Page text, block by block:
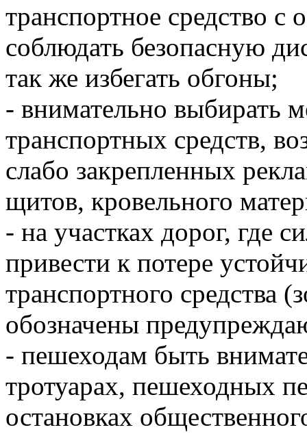
транспортное средство
соблюдать безопасную
так же избегать обгоны;
- внимательно выбирать
транспортных средств,
слабо закрепленных
щитов, кровельного
- на участках дорог, где
привести к потере
транспортного средства
обозначены
- пешеходам быть
тротуарах, пешеходных
остановках